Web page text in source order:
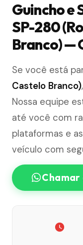
Guincho e
SP-280
Branco) —
Se você está
Castelo Branco)
Nossa equipe
até você com
plataformas e
veículo com
Chamar